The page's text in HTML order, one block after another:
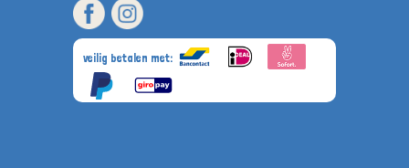
veilig betalen met: